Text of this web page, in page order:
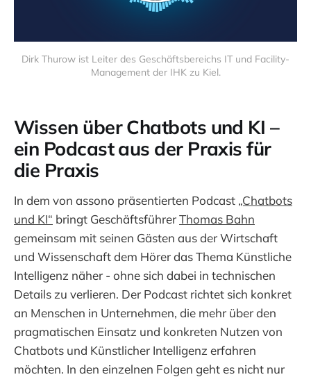
Dirk Thurow ist Leiter des Geschäftsbereichs IT und Facility-
Management der IHK zu Kiel.
Wissen über Chatbots und KI –
ein Podcast aus der Praxis für
die Praxis
In dem von assono präsentierten Podcast „Chatbots
und KI“ bringt GeschäftsführerThomas Bahn
gemeinsam mit seinen Gästen aus der Wirtschaft
und Wissenschaft dem Hörer das Thema Künstliche
Intelligenz näher - ohne sich dabei in technischen
Details zu verlieren. Der Podcast richtet sich konkret
an Menschen in Unternehmen, die mehr über den
pragmatischen Einsatz und konkreten Nutzen von
Chatbots und Künstlicher Intelligenz erfahren
möchten. In den einzelnen Folgen geht es nicht nur